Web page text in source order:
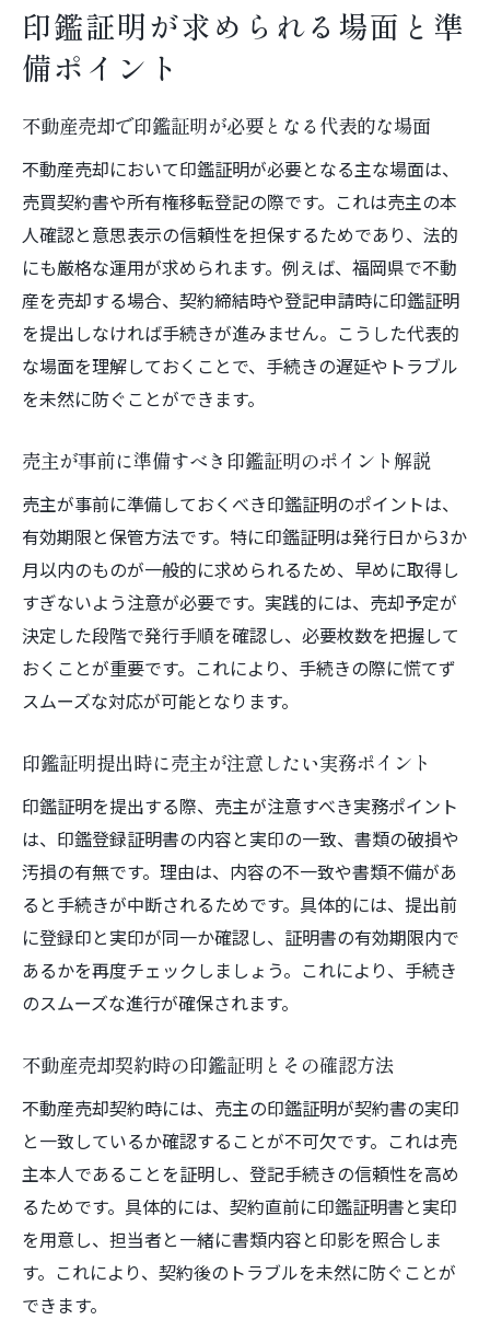
印鑑証明が求められる場面と準
備ポイント
不動産売却で印鑑証明が必要となる代表的な場面
不動産売却において印鑑証明が必要となる主な場面は、
売買契約書や所有権移転登記の際です。これは売主の本
人確認と意思表示の信頼性を担保するためであり、法的
にも厳格な運用が求められます。例えば、福岡県で不動
産を売却する場合、契約締結時や登記申請時に印鑑証明
を提出しなければ手続きが進みません。こうした代表的
な場面を理解しておくことで、手続きの遅延やトラブル
を未然に防ぐことができます。
売主が事前に準備すべき印鑑証明のポイント解説
売主が事前に準備しておくべき印鑑証明のポイントは、
有効期限と保管方法です。特に印鑑証明は発行日から3か
月以内のものが一般的に求められるため、早めに取得し
すぎないよう注意が必要です。実践的には、売却予定が
決定した段階で発行手順を確認し、必要枚数を把握して
おくことが重要です。これにより、手続きの際に慌てず
スムーズな対応が可能となります。
印鑑証明提出時に売主が注意したい実務ポイント
印鑑証明を提出する際、売主が注意すべき実務ポイント
は、印鑑登録証明書の内容と実印の一致、書類の破損や
汚損の有無です。理由は、内容の不一致や書類不備があ
ると手続きが中断されるためです。具体的には、提出前
に登録印と実印が同一か確認し、証明書の有効期限内で
あるかを再度チェックしましょう。これにより、手続き
のスムーズな進行が確保されます。
不動産売却契約時の印鑑証明とその確認方法
不動産売却契約時には、売主の印鑑証明が契約書の実印
と一致しているか確認することが不可欠です。これは売
主本人であることを証明し、登記手続きの信頼性を高め
るためです。具体的には、契約直前に印鑑証明書と実印
を用意し、担当者と一緒に書類内容と印影を照合しま
す。これにより、契約後のトラブルを未然に防ぐことが
できます。